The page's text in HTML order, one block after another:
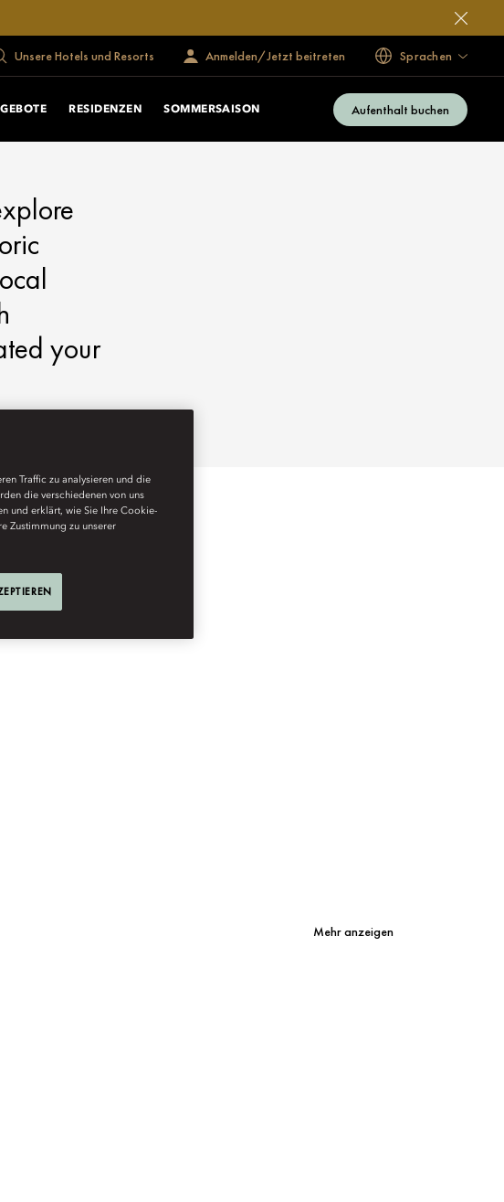
Unsere Hotels und Resorts Anmelden/Jetzt beitreten Sprachen
RESIDENZEN SOMMERSAISON Aufenthalt buchen
your
Mehr anzeigen
Traffic zu analysieren und die
die verschiedenen von uns
und erklärt, wie Sie Ihre Cookie-
Zustimmung zu unserer